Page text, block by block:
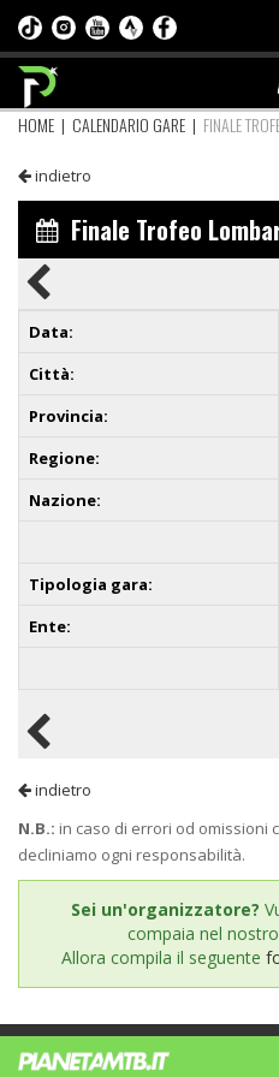
HOME | CALENDARIO GARE | FINALE
indietro
Finale Trofeo
Data:
Città:
Provincia:
Regione:
Nazione:
Tipologia gara:
Ente:
indietro
N.B.: in caso di errori od omissioni
decliniamo ogni responsabilità.
Sei un'organizzatore?
compaia nel
Allora compila il seguente